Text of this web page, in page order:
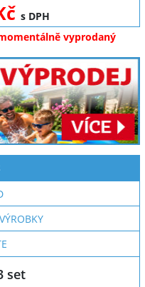
s DPH
vyprodaný
set